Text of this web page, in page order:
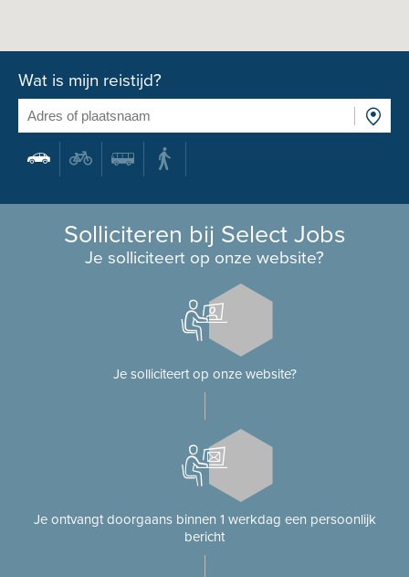
Wat is mijn reistijd?
Solliciteren bij Select Jobs
Je solliciteert op onze website?
Je solliciteert op onze website?
Je ontvangt doorgaans binnen 1 werkdag een persoonlijk
bericht